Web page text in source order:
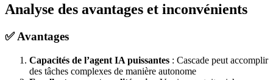
Analyse des avantages et inconvénients
✅ Avantages
Capacités de l’agent IA puissantes : Cascade peut accomplir
des tâches complexes de manière autonome